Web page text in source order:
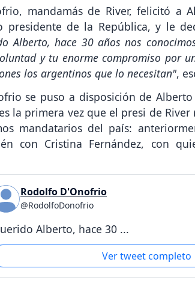
mandamás de River, felicitó a
presidente de la República, y le
Alberto, hace 30 años nos
y tu enorme compromiso por
los argentinos que lo necesitan",
se puso a disposición de
la primera vez que el presi de
mandatarios del país:
con Cristina Fernández, con
Rodolfo D'Onofrio
@RodolfoDonofrio
Alberto, hace 30 ...
Ver tweet completo